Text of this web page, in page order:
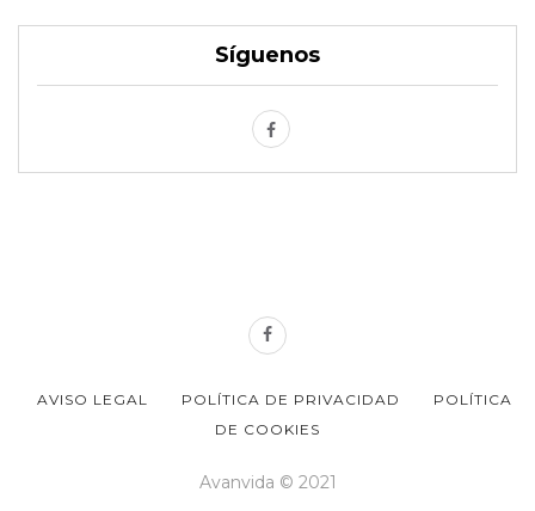
Síguenos
AVISO LEGAL POLÍTICA DE PRIVACIDAD
POLÍTICA
DE COOKIES
Avanvida © 2021